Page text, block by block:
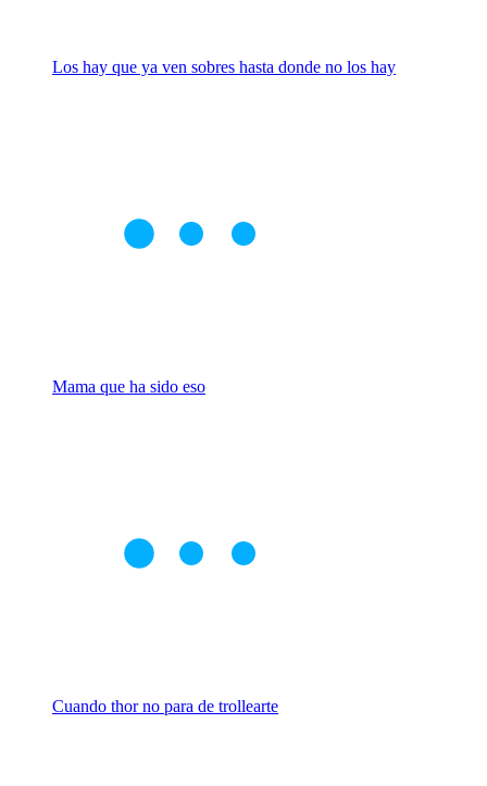
Los hay que ya ven sobres hasta donde no los hay
Mama que ha sido eso
Cuando thor no para de trollearte